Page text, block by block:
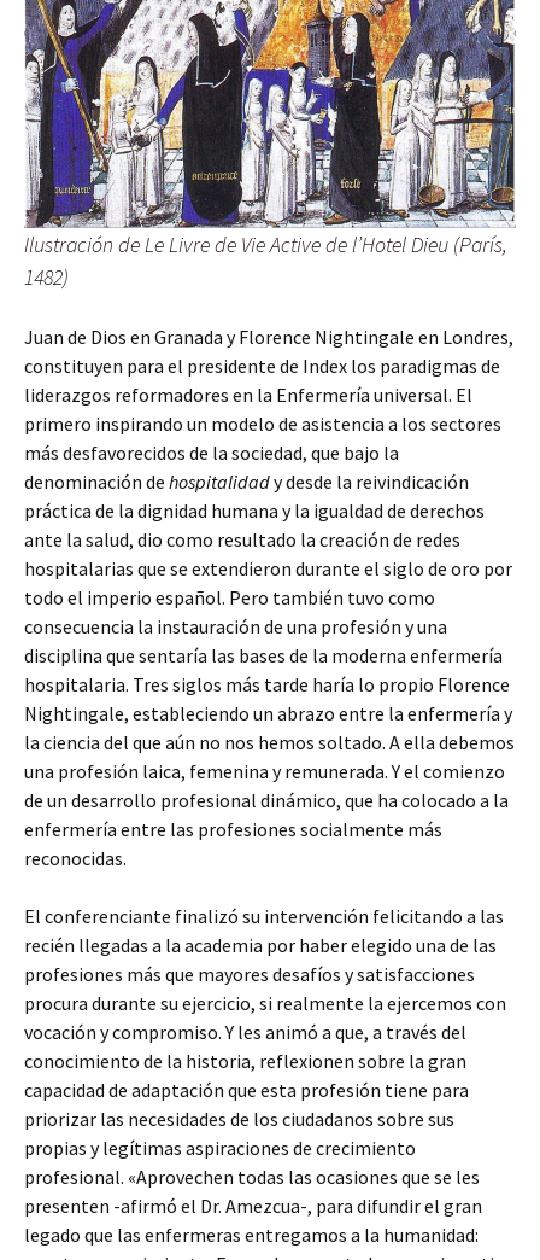
Ilustración deLe Livre de Vie Active de l’Hotel Dieu (París,
1482)
Juan de Dios en Granada y Florence Nightingale en Londres,
constituyen para el presidente de Index los paradigmas de
liderazgos reformadores en la Enfermería universal. El
primero inspirando un modelo de asistencia a los sectores
más desfavorecidos de la sociedad, que bajo la
denominación de hospitalidady desde la reivindicación
práctica de la dignidad humana y la igualdad de derechos
ante la salud, dio como resultado la creación de redes
hospitalarias que se extendieron durante el siglo de oro por
todo el imperio español. Pero también tuvo como
consecuencia la instauración de una profesión y una
disciplina que sentaría las bases de la moderna enfermería
hospitalaria. Tres siglos más tarde haría lo propio Florence
Nightingale, estableciendo un abrazo entre la enfermería y
la ciencia del que aún no nos hemos soltado. A ella debemos
una profesión laica, femenina y remunerada. Y el comienzo
de un desarrollo profesional dinámico, que ha colocado a la
enfermería entre las profesiones socialmente más
reconocidas.
El conferenciante finalizó su intervención felicitando a las
recién llegadas a la academia por haber elegido una de las
profesiones más que mayores desafíos y satisfacciones
procura durante su ejercicio, si realmente la ejercemos con
vocación y compromiso. Y les animó a que, a través del
conocimiento de la historia, reflexionen sobre la gran
capacidad de adaptación que esta profesión tiene para
priorizar las necesidades de los ciudadanos sobre sus
propias y legítimas aspiraciones de crecimiento
profesional. «Aprovechen todas las ocasiones que se les
presenten -afirmó el Dr. Amezcua-, para difundir el gran
legado que las enfermeras entregamos a la humanidad: